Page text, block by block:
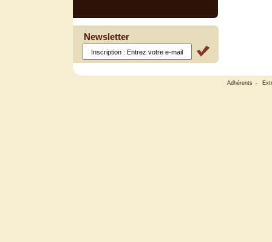
Newsletter
Adhérents -